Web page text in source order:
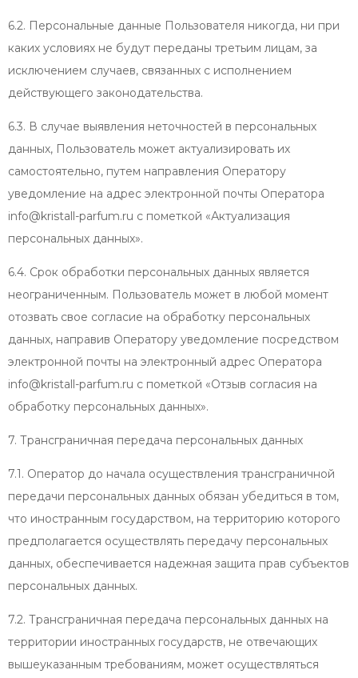
6.2. Персональные данные Пользователя никогда, ни при
каких условиях не будут переданы третьим лицам, за
исключением случаев, связанных с исполнением
действующего законодательства.
6.3. В случае выявления неточностей в персональных
данных, Пользователь может актуализировать их
самостоятельно, путем направления Оператору
уведомление на адрес электронной почты Оператора
info@kristall-parfum.ru с пометкой «Актуализация
персональных данных».
6.4. Срок обработки персональных данных является
неограниченным. Пользователь может в любой момент
отозвать свое согласие на обработку персональных
данных, направив Оператору уведомление посредством
электронной почты на электронный адрес Оператора
info@kristall-parfum.ru с пометкой «Отзыв согласия на
обработку персональных данных».
7. Трансграничная передача персональных данных
7.1. Оператор до начала осуществления трансграничной
передачи персональных данных обязан убедиться в том,
что иностранным государством, на территорию которого
предполагается осуществлять передачу персональных
данных, обеспечивается надежная защита прав субъектов
персональных данных.
7.2. Трансграничная передача персональных данных на
территории иностранных государств, не отвечающих
вышеуказанным требованиям, может осуществляться